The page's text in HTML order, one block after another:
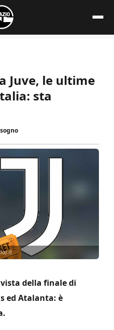
Juve, le ultime
sta
della finale di
ed Atalanta: è